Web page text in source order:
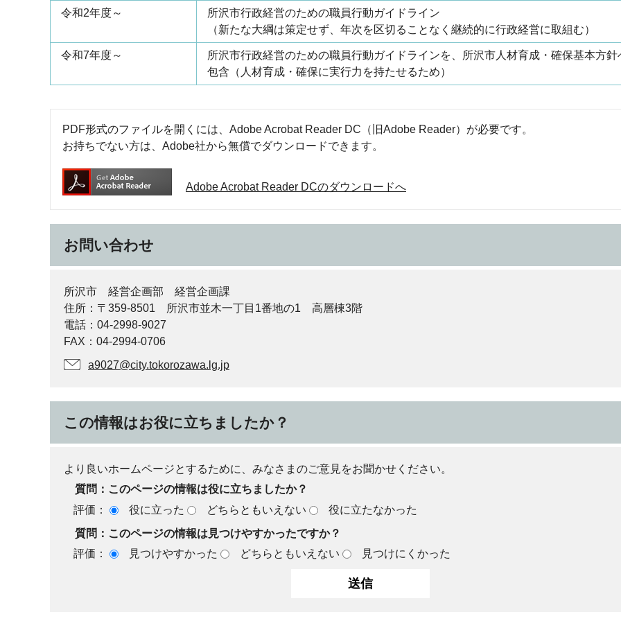
令和2年度～
所沢市行政経営のための職員行動ガイドライン
（新たな大綱は策定せず、年次を区切ることなく継続的に行政経営に取組む）
令和7年度～
所沢市行政経営のための職員行動ガイドラインを、所沢市人材育成・確保基本方針
包含（人材育成・確保に実行力を持たせるため）
PDF形式のファイルを開くには、Adobe Acrobat Reader DC（旧Adobe Reader）が必要です。
お持ちでない方は、Adobe社から無償でダウンロードできます。
Adobe Acrobat Reader DCのダウンロードへ
お問い合わせ
所沢市 経営企画部 経営企画課
住所：〒359-8501 所沢市並木一丁目1番地の1 高層棟3階
電話：04-2998-9027
FAX：04-2994-0706
a9027@city.tokorozawa.lg.jp
この情報はお役に立ちましたか？
より良いホームページとするために、みなさまのご意見をお聞かせください。
質問：このページの情報は役に立ちましたか？
評価：
役に立った どちらともいえない
役に立たなかった
質問：このページの情報は見つけやすかったですか？
評価：
見つけやすかった どちらともいえない 見つけにくかった